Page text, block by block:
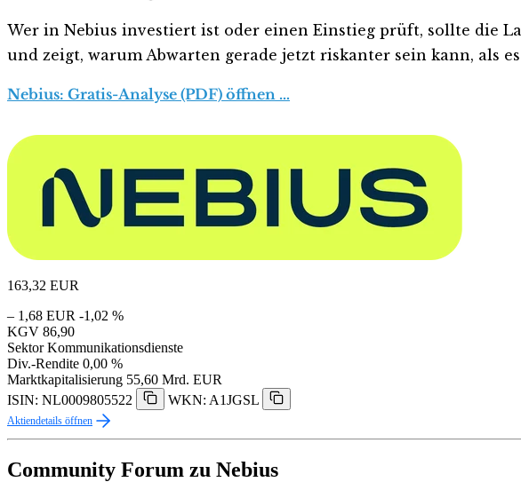
Wer in Nebius investiert ist oder einen Einstieg prüft, sollte die
und zeigt, warum Abwarten gerade jetzt riskanter sein kann, als
Nebius: Gratis-Analyse (PDF) öffnen …
163,32 EUR
– 1,68 EUR -1,02 %
KGV 86,90
Sektor Kommunikationsdienste
Div.-Rendite 0,00 %
Marktkapitalisierung 55,60 Mrd. EUR
ISIN: NL0009805522
WKN: A1JGSL
Aktiendetails öffnen
Community Forum zu Nebius